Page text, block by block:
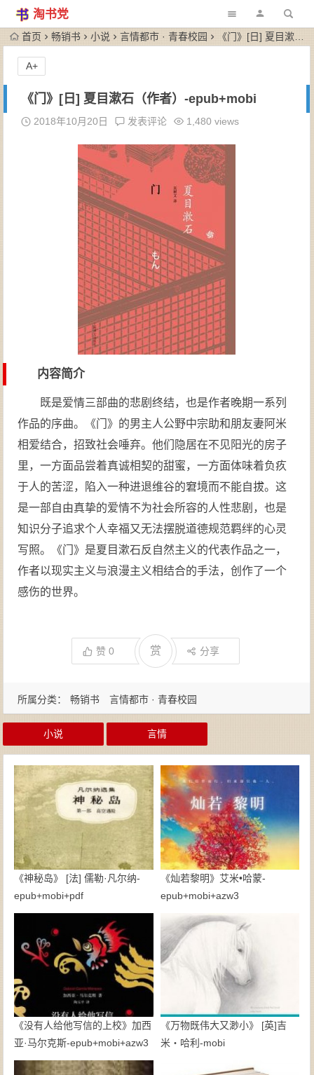
淘书党
首页 畅销书 小说 言情都市 · 青春校园 《门》[日] 夏目漱石（作者）-epub+mobi
《门》[日] 夏目漱石（作者）-epub+mobi
2018年10月20日 发表评论 1,480 views
内容简介
既是爱情三部曲的悲剧终结，也是作者晚期一系列
作品的序曲。《门》的男主人公野中宗助和朋友妻阿米
相爱结合，招致社会唾弃。他们隐居在不见阳光的房子
里，一方面品尝着真诚相契的甜蜜，一方面体味着负疚
于人的苦涩，陷入一种进退维谷的窘境而不能自拔。这
是一部自由真挚的爱情不为社会所容的人性悲剧，也是
知识分子追求个人幸福又无法摆脱道德规范羁绊的心灵
写照。《门》是夏目漱石反自然主义的代表作品之一，
作者以现实主义与浪漫主义相结合的手法，创作了一个
感伤的世界。
赞0 赏 分享
A+
所属分类： 畅销书 言情都市 · 青春校园
小说 言情
《神秘岛》 [法] 儒勒·凡尔纳-
epub+mobi+pdf
《灿若黎明》艾米•哈蒙-
epub+mobi+azw3
《没有人给他写信的上校》加西
亚·马尔克斯-epub+mobi+azw3
《万物既伟大又渺小》 [英]吉
米・哈利-mobi